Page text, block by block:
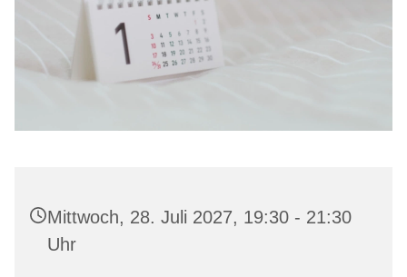
Mittwoch, 28. Juli 2027, 19:30 - 21:30
Uhr